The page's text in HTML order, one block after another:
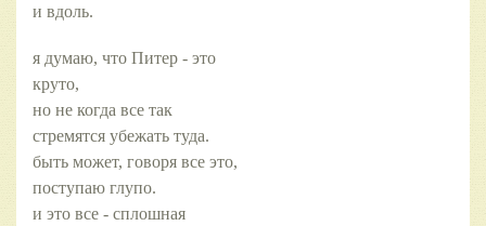
и вдоль.
я думаю, что Питер - это
круто,
но не когда все так
стремятся убежать туда.
быть может, говоря все это,
поступаю глупо.
и это все - сплошная